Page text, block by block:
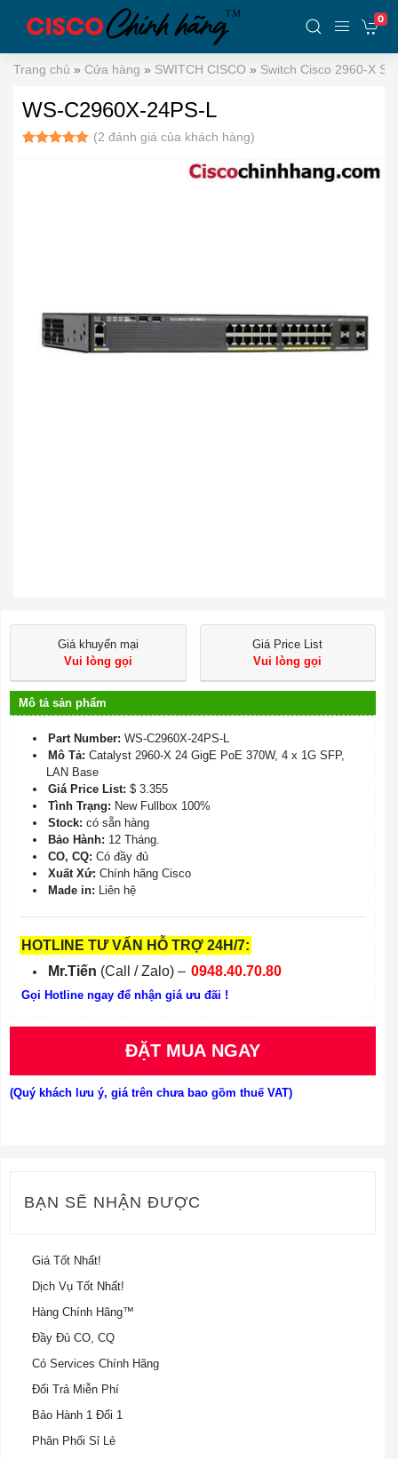
0
Trang chủ » Cửa hàng » SWITCH CISCO » Switch Cisco 2960-X
WS-C2960X-24PS-L
(2 đánh giá của khách hàng)
Giá khuyến mại
Vui lòng gọi
Giá Price List
Vui lòng gọi
Mô tả sản phẩm
Part Number: WS-C2960X-24PS-L
Mô Tả: Catalyst 2960-X 24 GigE PoE 370W, 4 x 1G SFP,
LAN Base
Giá Price List: $ 3.355
Tình Trạng: New Fullbox 100%
Stock: có sẵn hàng
Bảo Hành: 12 Tháng.
CO, CQ: Có đầy đủ
Xuất Xứ: Chính hãng Cisco
Made in: Liên hệ
HOTLINE TƯ VẤN HỖ TRỢ 24H/7:
Mr.Tiến (Call / Zalo) – 0948.40.70.80
Gọi Hotline ngay để nhận giá ưu đãi !
ĐẶT MUA NGAY
(Quý khách lưu ý, giá trên chưa bao gồm thuế VAT)
BẠN SẼ NHẬN ĐƯỢC
Giá Tốt Nhất!
Dịch Vụ Tốt Nhất!
Hàng Chính Hãng™
Đầy Đủ CO, CQ
Có Services Chính Hãng
Đổi Trả Miễn Phí
Bảo Hành 1 Đổi 1
Phân Phối Sỉ Lẻ